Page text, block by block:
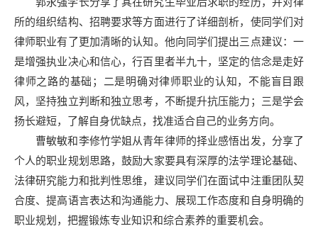
所的组织结构、招聘要求等方面进行了详细剖析，使同学们对
律师职业有了更加清晰的认知。他向同学们提出三点建议：一
是增强执业决心和信心，行百里者半九十，坚定的信念是走好
律师之路的基础；二是明确对律师职业的认知，不能盲目跟
风，坚持独立判断和独立思考，不断提升抗压能力；三是学会
扬长避短，了解自身优缺点，找准适合自己的业务方向。
曹敏敏和李修竹学姐从青年律师的择业感悟出发，分享了
个人的职业规划思路，鼓励大家要具有深厚的法学理论基础、
法律研究能力和批判性思维，建议同学们在面试中注重团队契
合度、提高语言表达和沟通能力、展现工作态度和自身明确的
职业规划，把握锻炼专业知识和综合素养的重要机会。